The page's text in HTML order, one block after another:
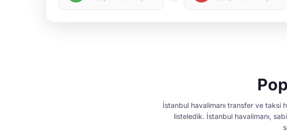
İstanbul havalimanı transfer ve taksi
listeledik. İstanbul havalimanı,